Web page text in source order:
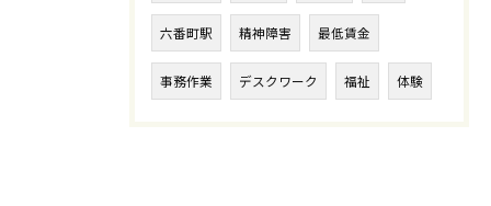
六番町駅 精神障害 最低賃金
事務作業 デスクワーク 福祉 体験